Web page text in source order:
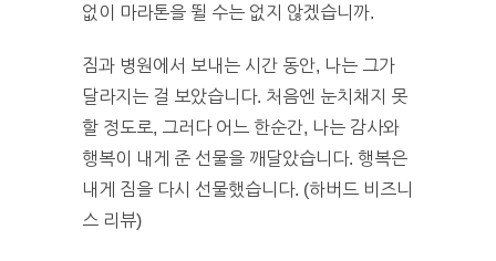
없이 마라톤을 뛸 수는 없지 않겠습니까.
짐과 병원에서 보내는 시간 동안, 나는 그가
달라지는 걸 보았습니다. 처음엔 눈치채지 못
할 정도로, 그러다 어느 한순간, 나는 감사와
행복이 내게 준 선물을 깨달았습니다. 행복은
내게 짐을 다시 선물했습니다. (하버드 비즈니
스 리뷰)